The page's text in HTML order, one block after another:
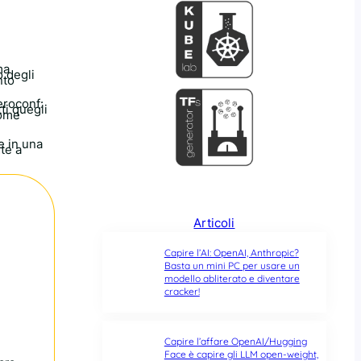
degli
quegli
in una
a
Articoli
Capire l’AI: OpenAI, Anthropic?
Basta un mini PC per usare un
modello abliterato e diventare
cracker!
Capire l’affare OpenAI/Hugging
Face è capire gli LLM open-weight,